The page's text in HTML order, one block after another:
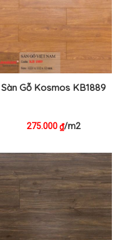
Sàn Gỗ Kosmos KB1889
275.000₫/m2